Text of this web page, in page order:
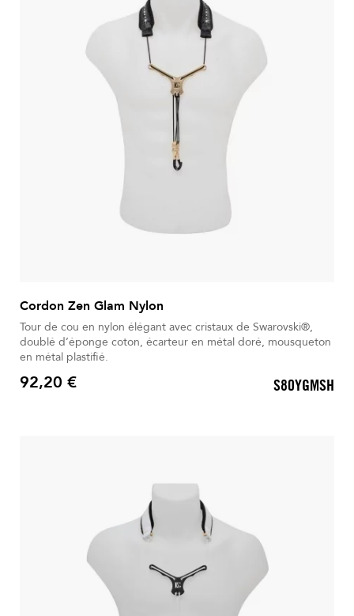
Cordon Zen Glam Nylon
Tour de cou en nylon élégant avec cristaux de Swarovski®,
doublé d’éponge coton, écarteur en métal doré, mousqueton
en métal plastifié.
Prix
92,20 € S80YGMSH